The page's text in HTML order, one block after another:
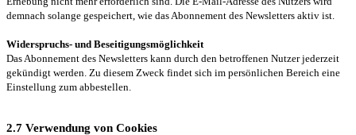
demnach solange gespeichert, wie das Abonnement des Newsletters aktiv ist.
Widerspruchs- und Beseitigungsmöglichkeit
Das Abonnement des Newsletters kann durch den betroffenen Nutzer jederzeit
gekündigt werden. Zu diesem Zweck findet sich im persönlichen Bereich eine
Einstellung zum abbestellen.
2.7 Verwendung von Cookies